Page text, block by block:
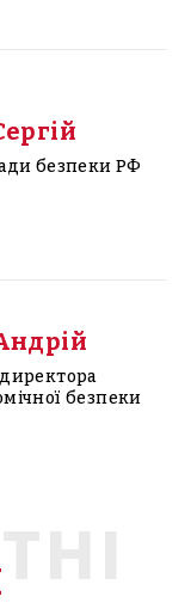
безпеки РФ
безпеки